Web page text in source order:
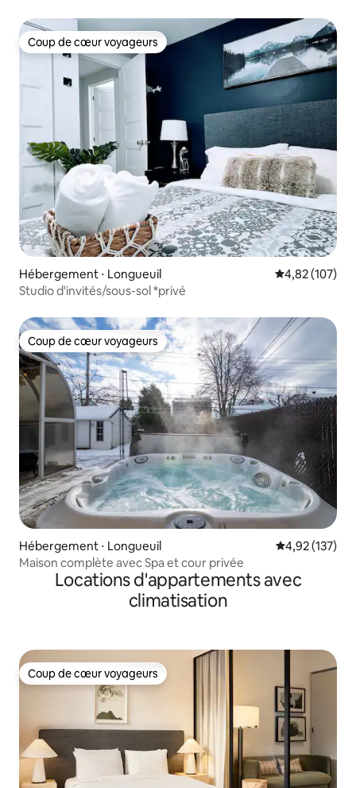
Coup de cœur voyageurs
Coup de cœur voyageurs
Hébergement ⋅ Longueuil Évaluation
4,82 (107)
Studio d'invités/sous-sol *privé
Coup de cœur voyageurs
Coup de cœur voyageurs
Hébergement ⋅ Longueuil Évaluation
4,92 (137)
Maison complète avec Spa et cour privée
Locations d'appartements avec
climatisation
Coup de cœur voyageurs
Coup de cœur voyageurs